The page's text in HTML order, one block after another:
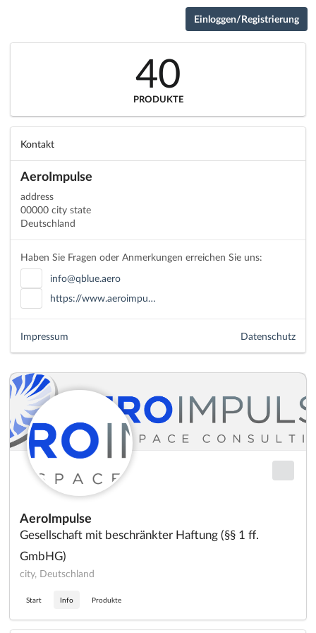
Einloggen/Registrierung
AeroImpulse
Gesellschaft mit beschränkter Haftung (§§ 1 ff.
GmbHG)
city, Deutschland
Start Info Produkte
40
PRODUKTE
Kontakt
AeroImpulse
address
00000 city state
Deutschland
Haben Sie Fragen oder Anmerkungen erreichen Sie uns:
info@qblue.aero
https://www.aeroimpu…
Datenschutz
Impressum